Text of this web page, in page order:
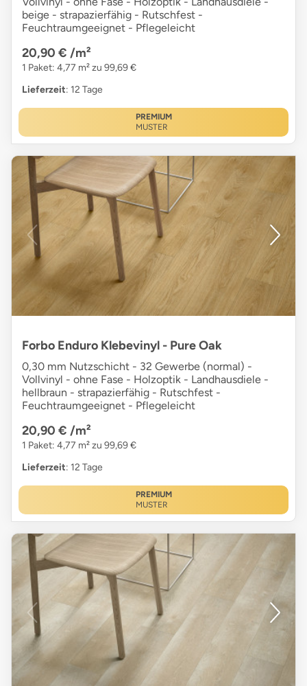
beige - strapazierfähig - Rutschfest -
Feuchtraumgeeignet - Pflegeleicht
20,90 € /m²
1 Paket: 4,77 m² zu 99,69 €
Lieferzeit: 12 Tage
PREMIUM
MUSTER
Forbo Enduro Klebevinyl - Pure Oak
0,30 mm Nutzschicht - 32 Gewerbe (normal) -
Vollvinyl - ohne Fase - Holzoptik - Landhausdiele -
hellbraun - strapazierfähig - Rutschfest -
Feuchtraumgeeignet - Pflegeleicht
20,90 € /m²
1 Paket: 4,77 m² zu 99,69 €
Lieferzeit: 12 Tage
PREMIUM
MUSTER